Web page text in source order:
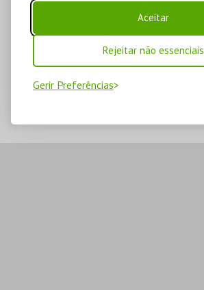
Aceitar
Rejeitar não essenciais
Gerir Preferências